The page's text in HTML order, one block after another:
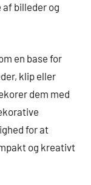
af billeder og
en base for
klip eller
dem med
for at
og kreativt